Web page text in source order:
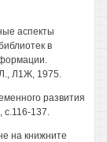
аспекты
в
Л., Л1Ж, 1975.
развития
с.116-137.
на книжните